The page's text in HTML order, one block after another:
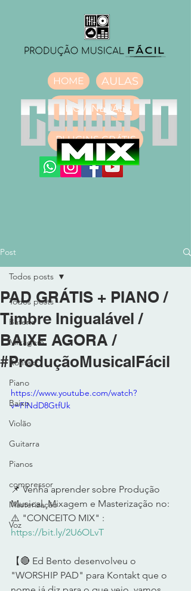
HOME AULAS
DOWNLOAD
PLUGINS GRÁTIS
Post
Todos posts
Bateria
MIxagem
Kontakt
Piano
Baixo
Violão
Guitarra
Pianos
compressor
Masterização
Voz
Todos posts
PAD GRÁTIS + PIANO /
Timbre Inigualável /
BAIXE AGORA /
#ProduçãoMusicalFácil
https://www.youtube.com/watch?
v=FlNdD8GtfUk
📌 Venha aprender sobre Produção
Musical, Mixagem e Masterização no:
⚠️ "CONCEITO MIX" :
https://bit.ly/2U6OLvT
【🔴 Ed Bento desenvolveu o
"WORSHIP PAD" para Kontakt que o